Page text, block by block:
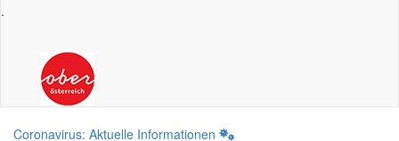
.
Coronavirus: Aktuelle Informationen